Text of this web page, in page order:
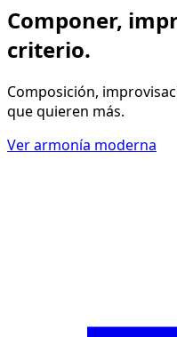
Componer,
criterio.
Composición,
que quieren más.
Ver armonía moderna